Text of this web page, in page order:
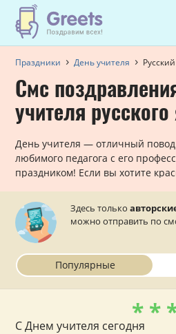
Праздники День учителя
Смс
учителя
День учителя — отличный повод
любимого педагога с его
праздником! Если вы хотите
данный раздел вам в этом
Здесь только
можно отправить по
Популярные
* *
С Днем учителя сегодня